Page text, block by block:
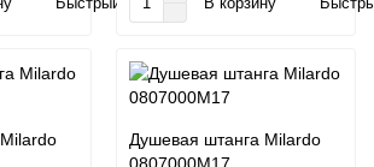
Душевая штанга Milardo